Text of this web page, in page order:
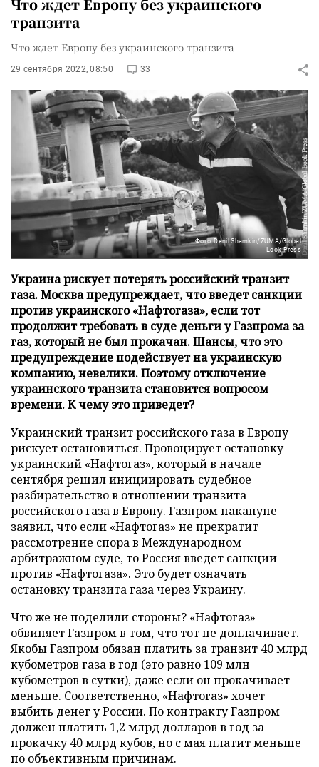
Что ждет Европу без украинского
транзита
Что ждет Европу без украинского транзита
29 сентября 2022, 08:50 33
Фото: Danil Shamkin/ZUMA/Global
Look Press
Украина рискует потерять российский транзит
газа. Москва предупреждает, что введет санкции
против украинского «Нафтогаза», если тот
продолжит требовать в суде деньги у Газпрома за
газ, который не был прокачан. Шансы, что это
предупреждение подействует на украинскую
компанию, невелики. Поэтому отключение
украинского транзита становится вопросом
времени. К чему это приведет?
Украинский транзит российского газа в Европу
рискует остановиться. Провоцирует остановку
украинский «Нафтогаз», который в начале
сентября решил инициировать судебное
разбирательство в отношении транзита
российского газа в Европу. Газпром накануне
заявил, что если «Нафтогаз» не прекратит
рассмотрение спора в Международном
арбитражном суде, то Россия введет санкции
против «Нафтогаза». Это будет означать
остановку транзита газа через Украину.
Что же не поделили стороны? «Нафтогаз»
обвиняет Газпром в том, что тот не доплачивает.
Якобы Газпром обязан платить за транзит 40 млрд
кубометров газа в год (это равно 109 млн
кубометров в сутки), даже если он прокачивает
меньше. Соответственно, «Нафтогаз» хочет
выбить денег у России. По контракту Газпром
должен платить 1,2 млрд долларов в год за
прокачку 40 млрд кубов, но с мая платит меньше
по объективным причинам.